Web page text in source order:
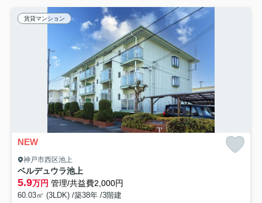
賃貸マンション
NEW
神戸市西区池上
ベルデュウラ池上
5.9万円 管理/共益費2,000円
60.03㎡ (3LDK) /築38年 /3階建